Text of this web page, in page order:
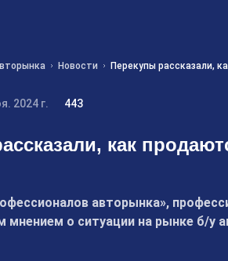
Новости Перекупы рассказали,
2024 г. 443
как
авторынка»,
мнением о ситуации на рынке б/у